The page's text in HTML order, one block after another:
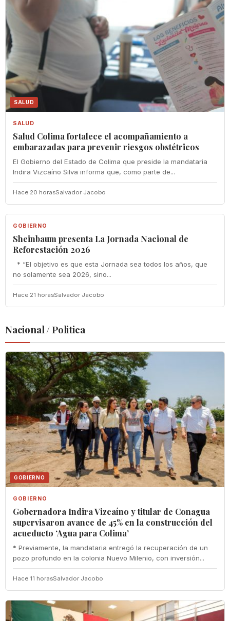
SALUD
SALUD
Salud Colima fortalece el acompañamiento a
embarazadas para prevenir riesgos obstétricos
El Gobierno del Estado de Colima que preside la mandataria
Indira Vizcaíno Silva informa que, como parte de...
Hace 20 horasSalvador Jacobo
GOBIERNO
GOBIERNO
Sheinbaum presenta La Jornada Nacional de
Reforestación 2026
* “El objetivo es que esta Jornada sea todos los años, que
no solamente sea 2026, sino...
Hace 21 horasSalvador Jacobo
Nacional / Politica
GOBIERNO
GOBIERNO
Gobernadora Indira Vizcaíno y titular de Conagua
supervisaron avance de 45% en la construcción del
acueducto ‘Agua para Colima’
* Previamente, la mandataria entregó la recuperación de un
pozo profundo en la colonia Nuevo Milenio, con inversión...
Hace 11 horasSalvador Jacobo